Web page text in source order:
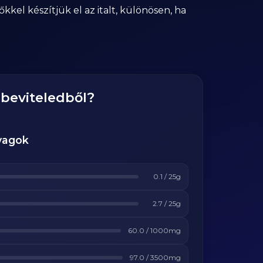
készítjük el az italt, különösen, ha
0.1 /25g
2.7 /25g
60.0 /1000mg
97.0 /3500mg